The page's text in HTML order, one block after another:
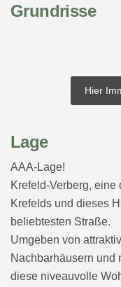
Grundrisse
Hier
Lage
AAA-Lage!
Krefeld-Verberg,
Krefelds und dieses
beliebtesten Straße.
Umgeben von
Nachbarhäusern und
diese niveauvolle